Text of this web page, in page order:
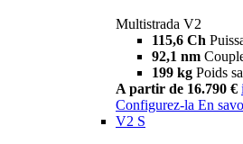
Multistrada V2
115,6 Ch
92,1 nm
199 kg Poids
A partir de 16.790 € i
Configurez-la En
V2 S